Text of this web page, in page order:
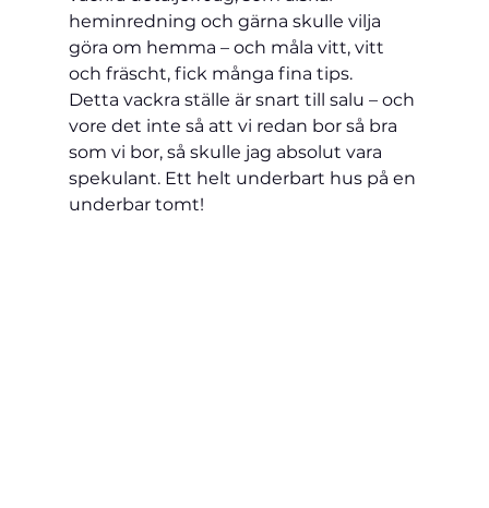
heminredning och gärna skulle vilja
göra om hemma – och måla vitt, vitt
och fräscht, fick många fina tips.
Detta vackra ställe är snart till salu – och
vore det inte så att vi redan bor så bra
som vi bor, så skulle jag absolut vara
spekulant. Ett helt underbart hus på en
underbar tomt!